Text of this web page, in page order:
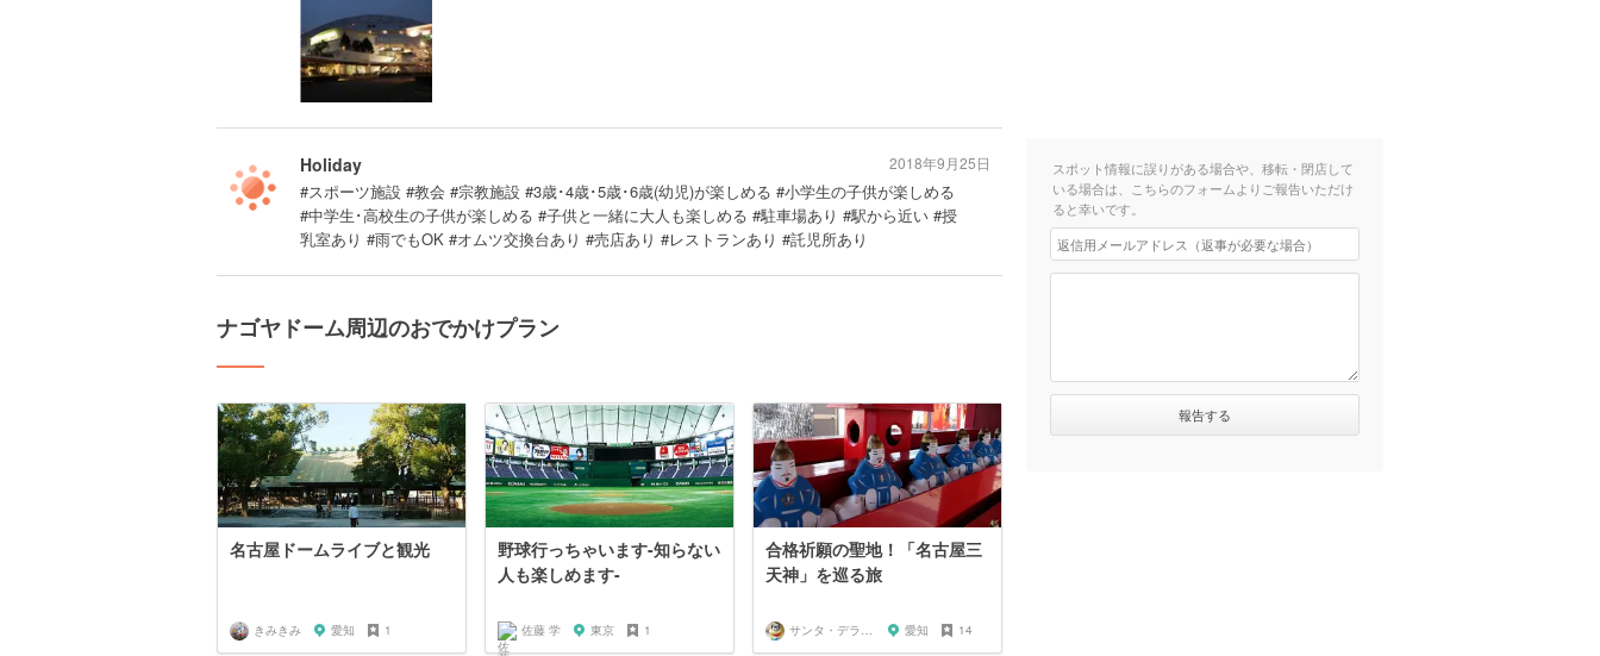
Holiday
#スポーツ施設 #教会 #宗教施設 #3歳･4歳･5歳･6歳(幼児)が楽しめる #小学生の子供が楽しめる
#中学生･高校生の子供が楽しめる #子供と一緒に大人も楽しめる #駐車場あり #駅から近い #授
乳室あり #雨でもOK #オムツ交換台あり #売店あり #レストランあり #託児所あり
2018年9月25日
ナゴヤドーム周辺のおでかけプラン
名古屋ドームライブと観光
きみきみ 愛知 1
野球行っちゃいます-知らない
人も楽しめます-
佐藤 学 東京 1
合格祈願の聖地！「名古屋三
天神」を巡る旅
サンタ・デラックス 愛知 14
スポット情報に誤りがある場合や、移転・閉店して
いる場合は、こちらのフォームよりご報告いただけ
ると幸いです。